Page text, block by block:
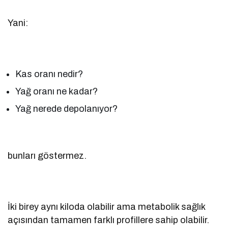
Yani:
Kas oranı nedir?
Yağ oranı ne kadar?
Yağ nerede depolanıyor?
bunları göstermez.
İki birey aynı kiloda olabilir ama metabolik sağlık
açısından tamamen farklı profillere sahip olabilir.